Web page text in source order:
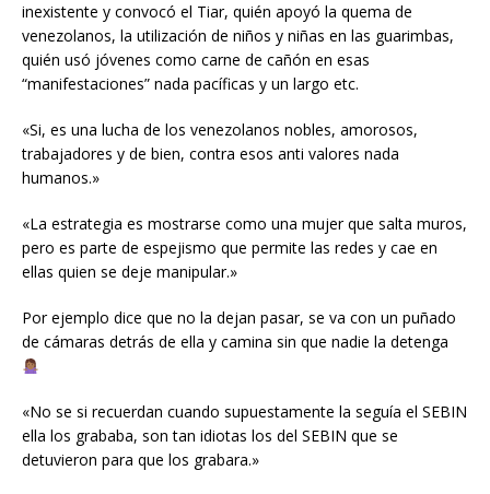
inexistente y convocó el Tiar, quién apoyó la quema de
venezolanos, la utilización de niños y niñas en las guarimbas,
quién usó jóvenes como carne de cañón en esas
“manifestaciones” nada pacíficas y un largo etc.
«Si, es una lucha de los venezolanos nobles, amorosos,
trabajadores y de bien, contra esos anti valores nada
humanos.»
«La estrategia es mostrarse como una mujer que salta muros,
pero es parte de espejismo que permite las redes y cae en
ellas quien se deje manipular.»
Por ejemplo dice que no la dejan pasar, se va con un puñado
de cámaras detrás de ella y camina sin que nadie la detenga
«No se si recuerdan cuando supuestamente la seguía el SEBIN
ella los grababa, son tan idiotas los del SEBIN que se
detuvieron para que los grabara.»